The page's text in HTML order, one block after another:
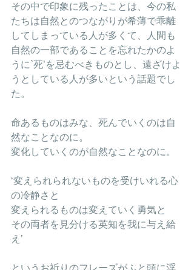
その中で印象に残ったことは、今の私
たちは自然とのつながりが希薄で乖離
してしまっている人が多くて、人間も
自然の一部であることを忘れたかのよ
うに`死’を忌むべきものとし、遠ざけよ
うとしている人が多いという話題でし
た。
命あるものはみな、死んでいくのは自
然なことなのに。
変化していくのが自然なことなのに。
‘変えられられないものを受けいれる心
の冷静さと
変えられるものは変えていく勇気と
その両者を見分ける英知を我に与え給
え’
というお祈りのフレーズがふと頭に浮